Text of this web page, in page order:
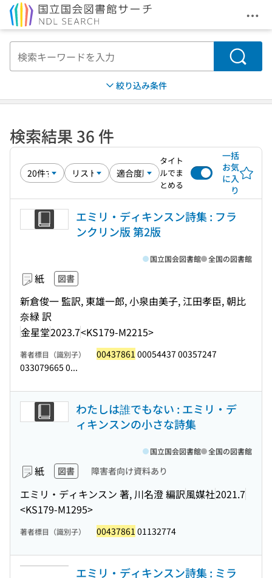
メ
検索
絞り込み条件
検索結果 36 件
タイト
ルでま
とめる
一括
お気
に入
り
エミリ・ディキンスン詩集 : フラ
ンクリン版 第2版
紙 図書
新倉俊一 監訳, 東雄一郎, 小泉由美子, 江田孝臣, 朝比
奈緑 訳
金星堂2023.7<KS179-M2215>
国立国会図書館 全国の図書館
著者標目（識別子） 00437861 00054437 00357247
033079665 0...
わたしは誰でもない : エミリ・デ
ィキンスンの小さな詩集
紙 図書 障害者向け資料あり
エミリ・ディキンスン 著, 川名澄 編訳風媒社2021.7
<KS179-M1295>
国立国会図書館 全国の図書館
著者標目（識別子） 00437861 01132774
エミリ・ディキンスン詩集 : ミラ